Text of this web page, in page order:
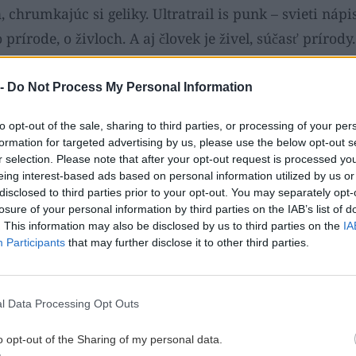
Do Not Process My Personal Information
opt-out of the sale, sharing to third parties, or processing of your
for targeted advertising by us, please use the below opt-out
selection. Please note that after your opt-out request is processed
interest-based ads based on personal information utilized by us
to third parties prior to your opt-out. You may separately
of your personal information by third parties on the IAB’s list of
This information may also be disclosed by us to third parties on the
Participants that may further disclose it to other third parties.
Data Processing Opt Outs
opt-out of the Sharing of my personal data.
chrumkajúc si geliky. Ultratrail is punk – svieti
o živloch. A aj človek je živel, súčasť prírody.
seba. Odvážnych nesie,
Pusť sa brehu a chyť sa vĺn!
ani ohňa sa nedotkneš bez
túžbu s nimi splynúť.
magnetizuje.“